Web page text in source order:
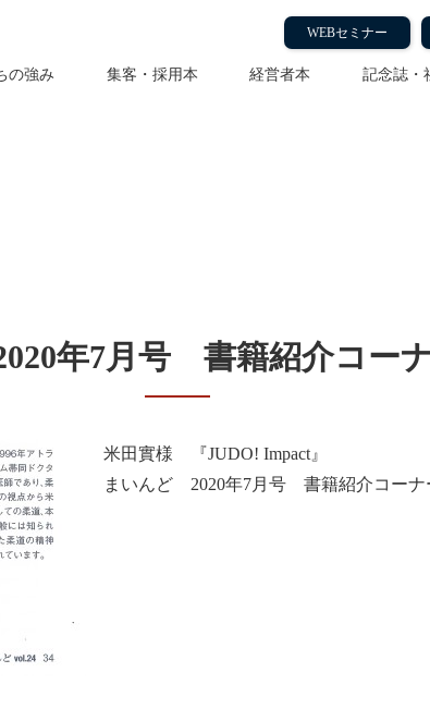
の強み 集客・採用本 経営者本 記念誌・
WEBセミナー
年7月号 書籍紹介コー
米田實様 『JUDO! Impact』
まいんど 2020年7月号 書籍紹介コーナ